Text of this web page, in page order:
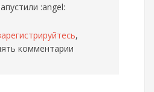
:angel:
,
комментарии